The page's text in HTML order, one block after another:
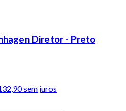
Diretor - Preto
sem juros